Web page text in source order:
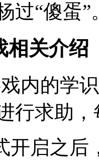
过“傻蛋”
相关介绍
内的学
行求助
开启之